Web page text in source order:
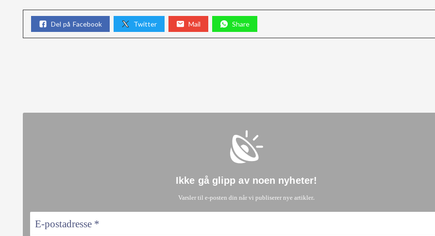
Del på Facebook Twitter Mail Share
Ikke gå glipp av noen nyheter!
Varsler til e-posten din når vi publiserer nye artikler.